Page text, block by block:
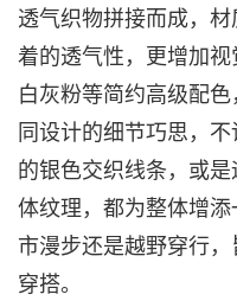
透气织物拼接而成，
着的透气性，更增加
白灰粉等简约高级配
同设计的细节巧思，
的银色交织线条，或
体纹理，都为整体增
市漫步还是越野穿行
穿搭。